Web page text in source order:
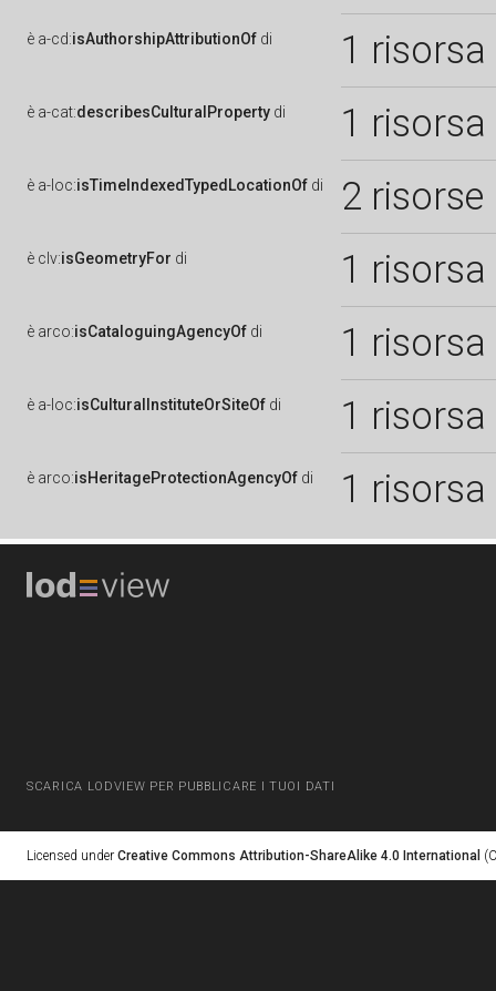
è a-cd:isAuthorshipAttributionOf di 1 risorsa
è a-cat:describesCulturalProperty di 1 risorsa
è a-loc:isTimeIndexedTypedLocationOf di 2 risorse
è clv:isGeometryFor di 1 risorsa
è arco:isCataloguingAgencyOf di 1 risorsa
è a-loc:isCulturalInstituteOrSiteOf di 1 risorsa
è arco:isHeritageProtectionAgencyOf di 1 risorsa
SCARICA LODVIEW PER PUBBLICARE I TUOI DATI
Licensed under Creative Commons Attribution-ShareAlike 4.0 International